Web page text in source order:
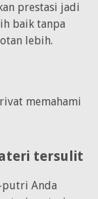
prestasi jadi
baik tanpa
lebih.
tersulit
Anda